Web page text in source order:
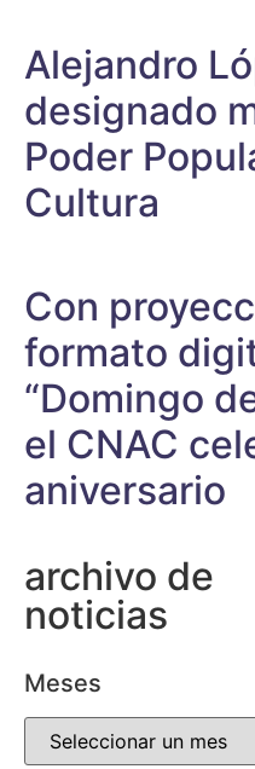
Alejandro
designado
Poder
Cultura
Con
formato
“Domingo
el CNAC
aniversario
archivo de
noticias
Meses